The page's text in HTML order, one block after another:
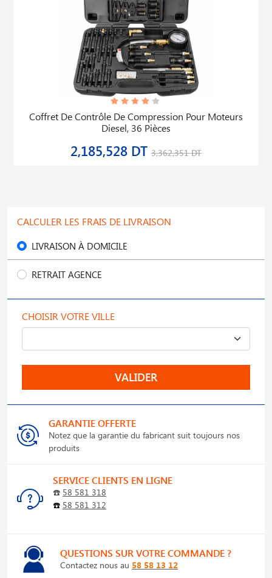
Coffret De Contrôle De Compression Pour Moteurs
Diesel, 36 Pièces
2,185,528 DT 3,362,351 DT
CALCULER LES FRAIS DE LIVRAISON
LIVRAISON À DOMICILE
RETRAIT AGENCE
CHOISIR VOTRE VILLE
VALIDER
GARANTIE OFFERTE
Notez que la garantie du fabricant suit toujours nos
produits
SERVICE CLIENTS EN LIGNE
☎️ 58 581 318
☎️ 58 581 312
QUESTIONS SUR VOTRE COMMANDE ?
Contactez nous au 58 58 13 12